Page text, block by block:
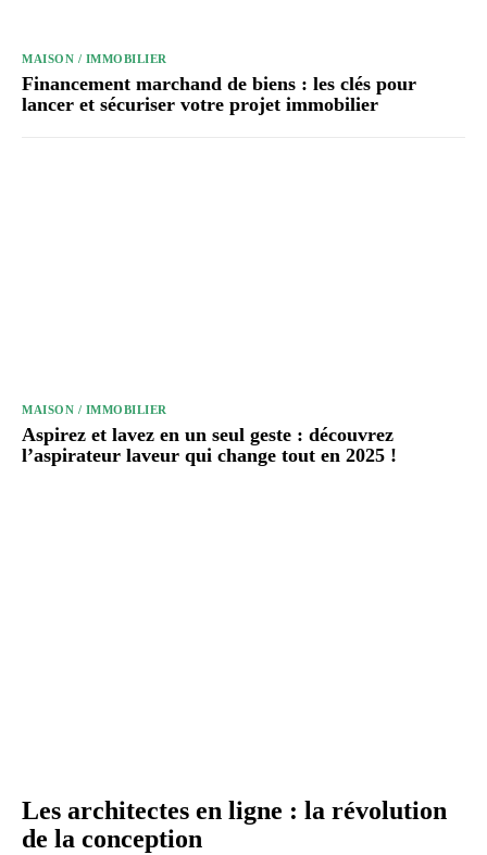
MAISON / IMMOBILIER
Financement marchand de biens : les clés pour
lancer et sécuriser votre projet immobilier
MAISON / IMMOBILIER
Aspirez et lavez en un seul geste : découvrez
l’aspirateur laveur qui change tout en 2025 !
Les architectes en ligne : la révolution
de la conception